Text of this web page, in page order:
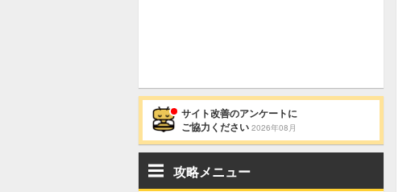
サイト改善のアンケートに
ご協力ください 2026年08月
攻略メニュー